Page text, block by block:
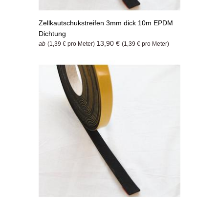
Zellkautschukstreifen 3mm dick 10m EPDM
Dichtung
ab (1,39 € pro Meter) 13,90 € (1,39 € pro Meter)